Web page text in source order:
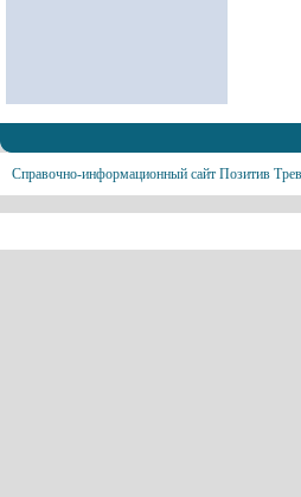
Справочно-информационный сайт Позитив